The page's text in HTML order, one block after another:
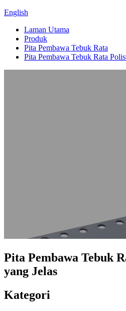
English
Laman Utama
Produk
Pita Pembawa Tebuk Rata
Pita Pembawa Tebuk Rata
Pita Pembawa Tebuk
yang Jelas
Kategori